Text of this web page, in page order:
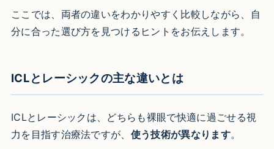
ここでは、両者の違いをわかりやすく比較しながら、自
分に合った選び方を見つけるヒントをお伝えします。
ICLとレーシックの主な違いとは
ICLとレーシックは、どちらも裸眼で快適に過ごせる視
力を目指す治療法ですが、 使う技術が異なります。